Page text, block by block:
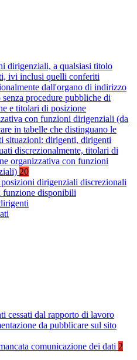
dirigenziali, a qualsiasi titolo
ivi inclusi quelli conferiti
dall'organo di indirizzo
procedure pubbliche di
e titolari di posizione
con funzioni dirigenziali (da
in tabelle che distinguano le
situazioni: dirigenti, dirigenti
discrezionalmente, titolari di
organizzativa con funzioni
20
dirigenziali discrezionali
funzione disponibili
cessati dal rapporto di lavoro
da pubblicare sul sito
comunicazione dei dati 2